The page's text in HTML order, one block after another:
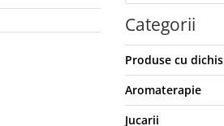
Categorii
Produse cu dichis
Aromaterapie
Jucarii